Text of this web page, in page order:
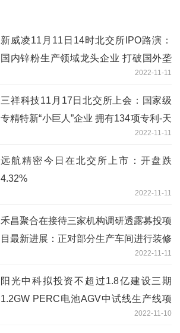
新威凌11月11日14时北交所IPO路演：
国内锌粉生产领域龙头企业 打破国外垄
2022-11-11
三祥科技11月17日北交所上会：国家级
专精特新“小巨人”企业 拥有134项专利-天
2022-11-11
远航精密今日在北交所上市：开盘跌
4.32%
2022-11-11
禾昌聚合在接待三家机构调研透露募投项
目最新进展：正对部分生产车间进行装修
2022-11-11
阳光中科拟投资不超过1.8亿建设三期
1.2GW PERC电池AGV中试线生产线项
2022-11-10